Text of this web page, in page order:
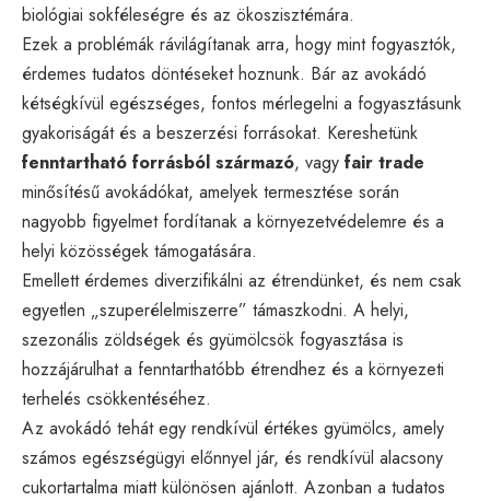
biológiai sokféleségre és az ökoszisztémára.
Ezek a problémák rávilágítanak arra, hogy mint fogyasztók,
érdemes tudatos döntéseket hoznunk. Bár az avokádó
kétségkívül egészséges, fontos mérlegelni a fogyasztásunk
gyakoriságát és a beszerzési forrásokat. Kereshetünk
fenntartható forrásból származó, vagy fair trade
minősítésű avokádókat, amelyek termesztése során
nagyobb figyelmet fordítanak a környezetvédelemre és a
helyi közösségek támogatására.
Emellett érdemes diverzifikálni az étrendünket, és nem csak
egyetlen „szuperélelmiszerre” támaszkodni. A helyi,
szezonális zöldségek és gyümölcsök fogyasztása is
hozzájárulhat a fenntarthatóbb étrendhez és a környezeti
terhelés csökkentéséhez.
Az avokádó tehát egy rendkívül értékes gyümölcs, amely
számos egészségügyi előnnyel jár, és rendkívül alacsony
cukortartalma miatt különösen ajánlott. Azonban a tudatos